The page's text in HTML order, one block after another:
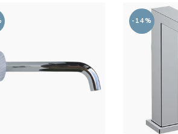
-14%